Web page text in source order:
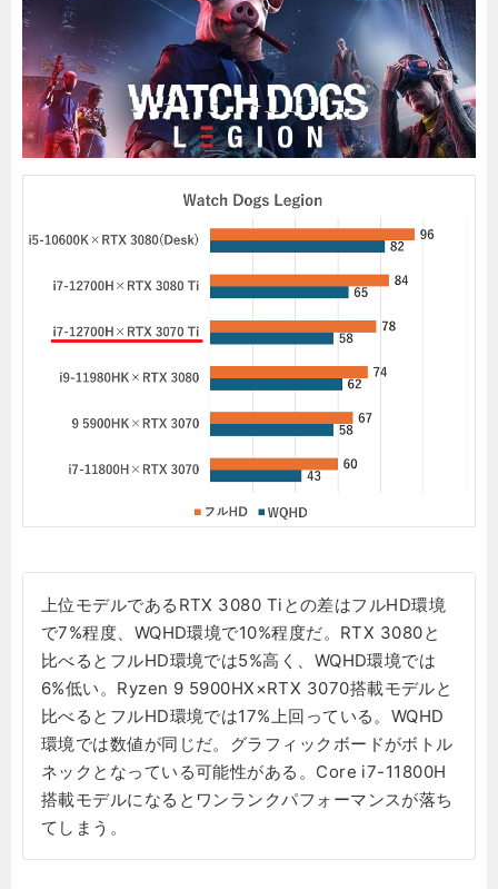
上位モデルであるRTX 3080 Tiとの差はフルHD環境
で7%程度、WQHD環境で10%程度だ。RTX 3080と
比べるとフルHD環境では5%高く、WQHD環境では
6%低い。Ryzen 9 5900HX×RTX 3070搭載モデルと
比べるとフルHD環境では17%上回っている。WQHD
環境では数値が同じだ。グラフィックボードがボトル
ネックとなっている可能性がある。Core i7-11800H
搭載モデルになるとワンランクパフォーマンスが落ち
てしまう。